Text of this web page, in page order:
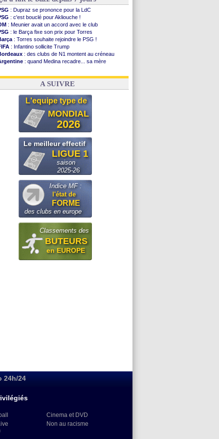
: Dupraz se prononce pour la LdC
: c'est bouclé pour Akliouche !
: Meunier avait un accord avec le club
: le Barça fixe son prix pour Torres
: Torres souhaite rejoindre le PSG !
: Infantino sollicite Trump
: des clubs de N1 montent au créneau
: quand Medina recadre... sa mère
: Paixão attire un 2e club anglais
A SUIVRE
L'equipe type de
MONDIAL
2026
Le meilleur effectif
LIGUE 1
saison
2025-26
Indice MF :
l'état de
FORME
des clubs en europe
Classements des
BUTEURS
en EUROPE
24h/24
Cinema et DVD
Non au racisme